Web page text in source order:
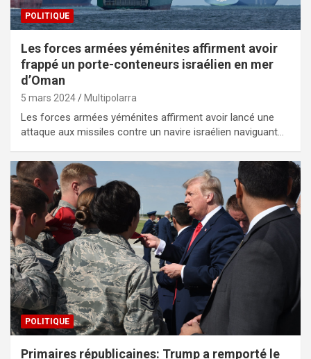
POLITIQUE
Les forces armées yéménites affirment avoir
frappé un porte-conteneurs israélien en mer
d’Oman
5 mars 2024 Multipolarra
Les forces armées yéménites affirment avoir lancé une
attaque aux missiles contre un navire israélien naviguant…
POLITIQUE
Primaires républicaines: Trump a remporté le